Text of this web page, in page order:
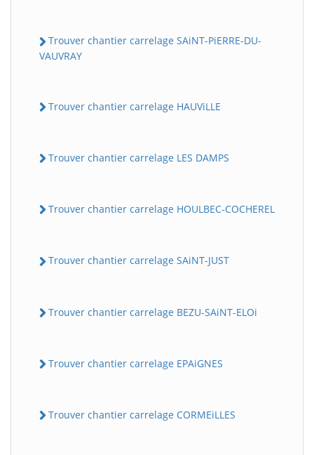
Trouver chantier carrelage SAiNT-PiERRE-DU-
VAUVRAY
Trouver chantier carrelage HAUViLLE
Trouver chantier carrelage LES DAMPS
Trouver chantier carrelage HOULBEC-COCHEREL
Trouver chantier carrelage SAiNT-JUST
Trouver chantier carrelage BEZU-SAiNT-ELOi
Trouver chantier carrelage EPAiGNES
Trouver chantier carrelage CORMEiLLES